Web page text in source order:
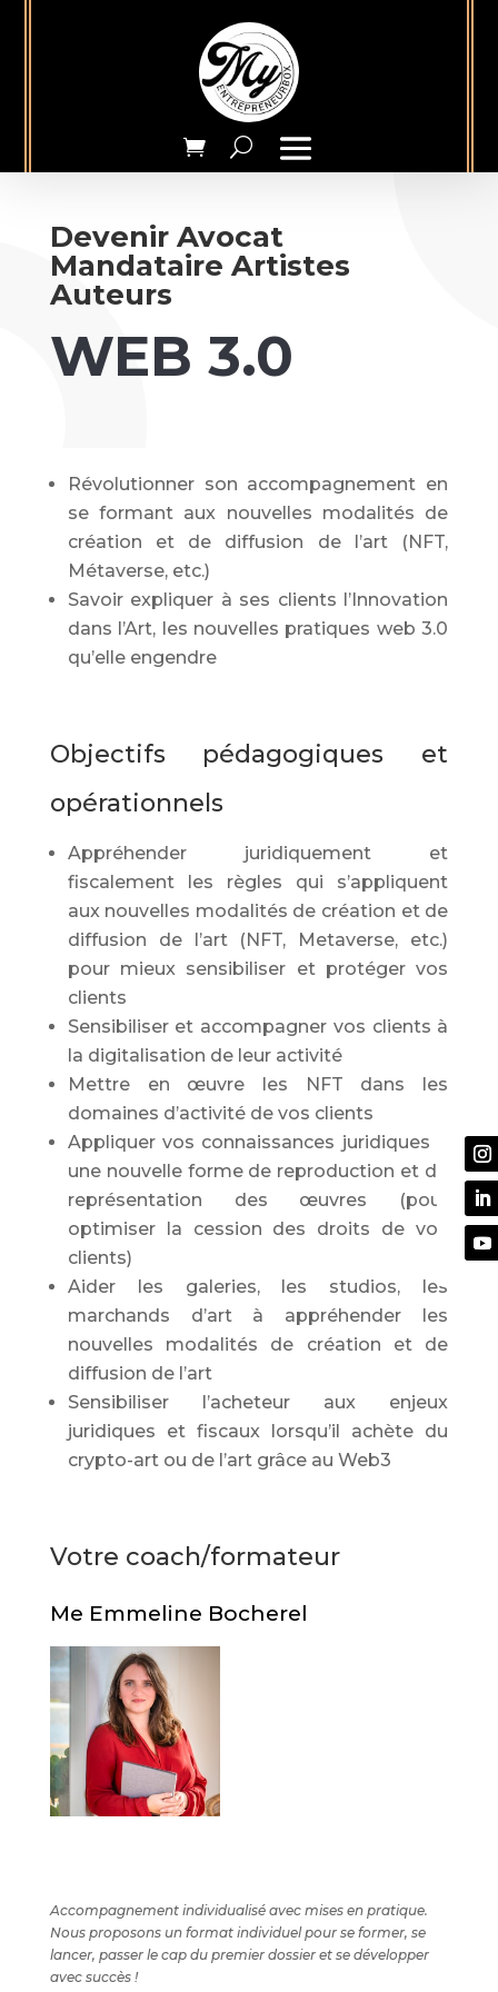
Devenir Avocat
Mandataire Artistes
Auteurs
WEB 3.0
Révolutionner son accompagnement en
se formant aux nouvelles modalités de
création et de diffusion de l’art (NFT,
Métaverse, etc.)
Savoir expliquer à ses clients l’Innovation
dans l’Art, les nouvelles pratiques web 3.0
qu’elle engendre
Objectifs pédagogiques et
opérationnels
Appréhender juridiquement et
fiscalement les règles qui s’appliquent
aux nouvelles modalités de création et de
diffusion de l’art (NFT, Metaverse, etc.)
pour mieux sensibiliser et protéger vos
clients
Sensibiliser et accompagner vos clients à
la digitalisation de leur activité
Mettre en œuvre les NFT dans les
domaines d’activité de vos clients
Appliquer vos connaissances juridiques à
une nouvelle forme de reproduction et de
représentation des œuvres (pour
optimiser la cession des droits de vos
clients)
Aider les galeries, les studios, les
marchands d’art à appréhender les
nouvelles modalités de création et de
diffusion de l’art
Sensibiliser l’acheteur aux enjeux
juridiques et fiscaux lorsqu’il achète du
crypto-art ou de l’art grâce au Web3
Votre coach/formateur
Me Emmeline Bocherel
Accompagnement individualisé avec mises en pratique.
Nous proposons un format individuel pour se former, se
lancer, passer le cap du premier dossier et se développer
avec succès !